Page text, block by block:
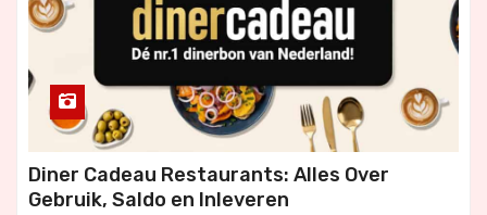
Diner Cadeau Restaurants: Alles Over
Gebruik, Saldo en Inleveren